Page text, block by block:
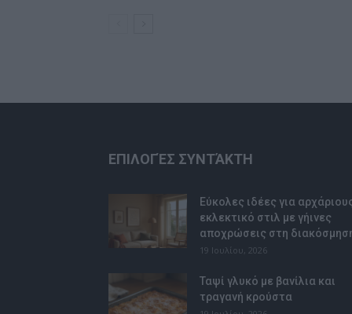
ΕΠΙΛΟΓΈΣ ΣΥΝΤΆΚΤΗ
Εύκολες ιδέες για
εκλεκτικό στιλ με γήινες
αποχρώσεις στη
19 Ιουλίου, 2026
Ταψί γλυκό με βανίλια και
τραγανή κρούστα